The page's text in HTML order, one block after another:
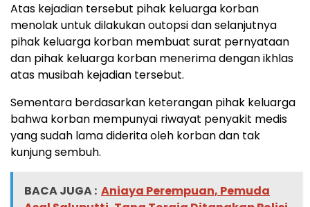
Atas kejadian tersebut pihak keluarga korban
menolak untuk dilakukan outopsi dan selanjutnya
pihak keluarga korban membuat surat pernyataan
dan pihak keluarga korban menerima dengan ikhlas
atas musibah kejadian tersebut.
Sementara berdasarkan keterangan pihak keluarga
bahwa korban mempunyai riwayat penyakit medis
yang sudah lama diderita oleh korban dan tak
kunjung sembuh.
BACA JUGA : Aniaya Perempuan, Pemuda